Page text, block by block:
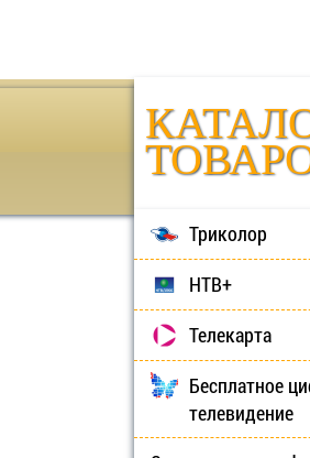
Триколор
НТВ+
Телекарта
Бесплатное
телевидение